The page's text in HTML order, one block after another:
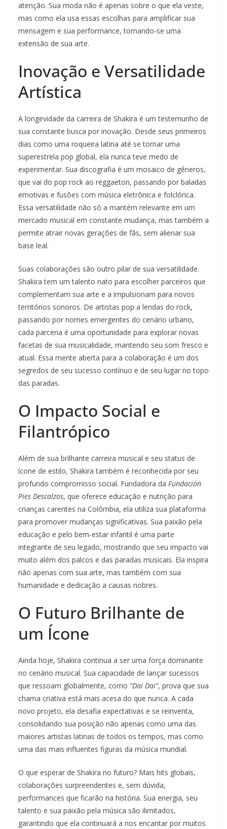
atenção. Sua moda não é apenas sobre o que ela veste,
mas como ela usa essas escolhas para amplificar sua
mensagem e sua performance, tornando-se uma
extensão de sua arte.
Inovação e Versatilidade
Artística
A longevidade da carreira de Shakira é um testemunho de
sua constante busca por inovação. Desde seus primeiros
dias como uma roqueira latina até se tornar uma
superestrela pop global, ela nunca teve medo de
experimentar. Sua discografia é um mosaico de gêneros,
que vai do pop rock ao reggaeton, passando por baladas
emotivas e fusões com música eletrônica e folclórica.
Essa versatilidade não só a mantém relevante em um
mercado musical em constante mudança, mas também a
permite atrair novas gerações de fãs, sem alienar sua
base leal.
Suas colaborações são outro pilar de sua versatilidade.
Shakira tem um talento nato para escolher parceiros que
complementam sua arte e a impulsionam para novos
territórios sonoros. De artistas pop a lendas do rock,
passando por nomes emergentes do cenário urbano,
cada parceria é uma oportunidade para explorar novas
facetas de sua musicalidade, mantendo seu som fresco e
atual. Essa mente aberta para a colaboração é um dos
segredos de seu sucesso contínuo e de seu lugar no topo
das paradas.
O Impacto Social e
Filantrópico
Além de sua brilhante carreira musical e seu status de
ícone de estilo, Shakira também é reconhecida por seu
profundo compromisso social. Fundadora da Fundación
Pies Descalzos, que oferece educação e nutrição para
crianças carentes na Colômbia, ela utiliza sua plataforma
para promover mudanças significativas. Sua paixão pela
educação e pelo bem-estar infantil é uma parte
integrante de seu legado, mostrando que seu impacto vai
muito além dos palcos e das paradas musicais. Ela inspira
não apenas com sua arte, mas também com sua
humanidade e dedicação a causas nobres.
O Futuro Brilhante de
um Ícone
Ainda hoje, Shakira continua a ser uma força dominante
no cenário musical. Sua capacidade de lançar sucessos
que ressoam globalmente, como “Dai Dai”, prova que sua
chama criativa está mais acesa do que nunca. A cada
novo projeto, ela desafia expectativas e se reinventa,
consolidando sua posição não apenas como uma das
maiores artistas latinas de todos os tempos, mas como
uma das mais influentes figuras da música mundial.
O que esperar de Shakira no futuro? Mais hits globais,
colaborações surpreendentes e, sem dúvida,
performances que ficarão na história. Sua energia, seu
talento e sua paixão pela música são ilimitados,
garantindo que ela continuará a nos encantar por muitos